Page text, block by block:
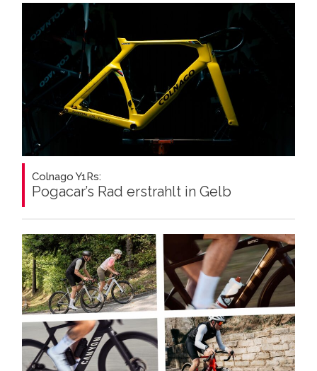
Colnago Y1Rs:
Pogacar’s Rad erstrahlt in Gelb